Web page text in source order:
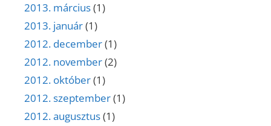
2013. március(1)
2013. január(1)
2012. december(1)
2012. november(2)
2012. október(1)
2012. szeptember(1)
2012. augusztus(1)